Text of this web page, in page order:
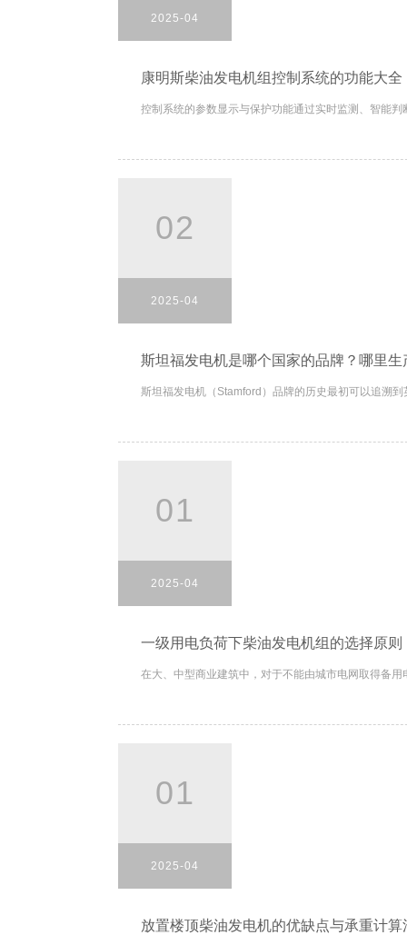
2025-04
康明斯柴油发电机组控制系统的功能大全
控制系统的参数显示与保护功能通过实时监测、智能
02
2025-04
斯坦福发电机是哪个国家的品牌？哪里生
斯坦福发电机（Stamford）品牌的历史最初可以追溯
01
2025-04
一级用电负荷下柴油发电机组的选择原则
在大、中型商业建筑中，对于不能由城市电网取得备
01
2025-04
放置楼顶柴油发电机的优缺点与承重计算